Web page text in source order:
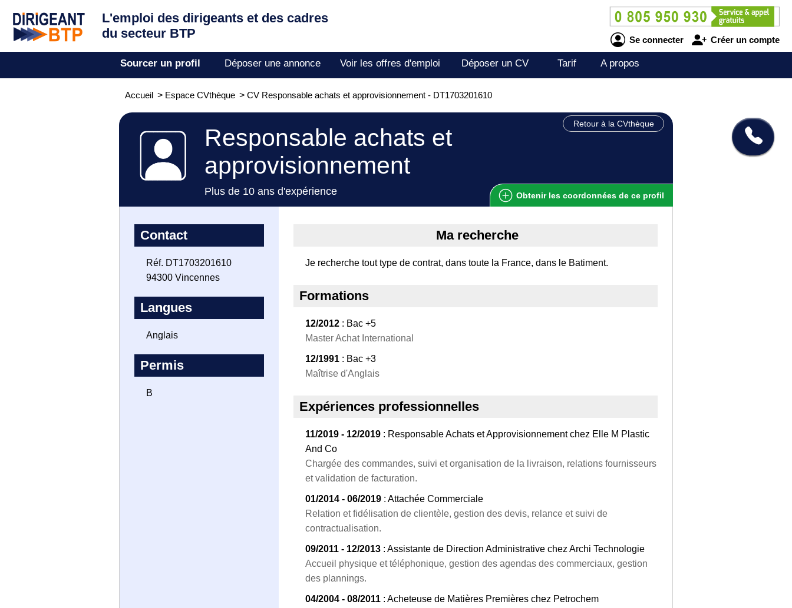
L'emploi des dirigeants et des cadres
du secteur BTP
Se connecter Créer un compte
Sourcer un profil Déposer une annonce Voir les offres d'emploi Déposer un CV Tarif A propos
Accueil > Espace CVthèque > CV Responsable achats et approvisionnement - DT1703201610
Retour à la CVthèque
Responsable achats et
approvisionnement
Plus de 10 ans d'expérience Obtenir les coordonnées de ce profil
Contact
Réf. DT1703201610
94300 Vincennes
Langues
Anglais
Permis
B
Ma recherche
Je recherche tout type de contrat, dans toute la France, dans le Batiment.
Formations
12/2012 : Bac +5
Master Achat International
12/1991 : Bac +3
Maîtrise d'Anglais
Expériences professionnelles
11/2019 - 12/2019 : Responsable Achats et Approvisionnement chez Elle M Plastic
And Co
Chargée des commandes, suivi et organisation de la livraison, relations fournisseurs
et validation de facturation.
01/2014 - 06/2019 : Attachée Commerciale
Relation et fidélisation de clientèle, gestion des devis, relance et suivi de
contractualisation.
09/2011 - 12/2013 : Assistante de Direction Administrative chez Archi Technologie
Accueil physique et téléphonique, gestion des agendas des commerciaux, gestion
des plannings.
04/2004 - 08/2011 : Acheteuse de Matières Premières chez Petrochem